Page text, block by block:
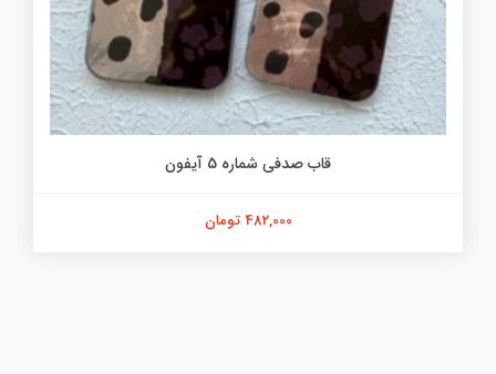
قاب صدفی شماره 5 آیفون
482,000 تومان